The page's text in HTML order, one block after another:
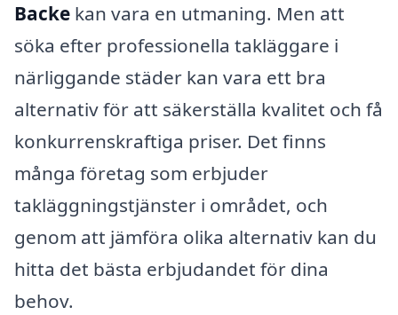
Backe kan vara en utmaning. Men att
söka efter professionella takläggare i
närliggande städer kan vara ett bra
alternativ för att säkerställa kvalitet och få
konkurrenskraftiga priser. Det finns
många företag som erbjuder
takläggningstjänster i området, och
genom att jämföra olika alternativ kan du
hitta det bästa erbjudandet för dina
behov.